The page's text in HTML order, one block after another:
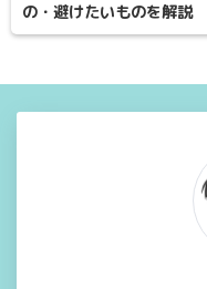
の・避けたいものを解説